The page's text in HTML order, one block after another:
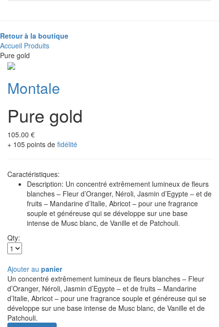
Retour à la boutique
Accueil Produits
Pure gold
Montale
Pure gold
105.00 €
+ 105 points de fidélité
Caractéristiques:
Description: Un concentré extrêmement lumineux de fleurs
blanches – Fleur d’Oranger, Néroli, Jasmin d’Egypte – et de
fruits – Mandarine d’Italie, Abricot – pour une fragrance
souple et généreuse qui se développe sur une base
intense de Musc blanc, de Vanille et de Patchouli.
Qty:
Ajouter au panier
Un concentré extrêmement lumineux de fleurs blanches – Fleur
d’Oranger, Néroli, Jasmin d’Egypte – et de fruits – Mandarine
d’Italie, Abricot – pour une fragrance souple et généreuse qui se
développe sur une base intense de Musc blanc, de Vanille et de
Patchouli.